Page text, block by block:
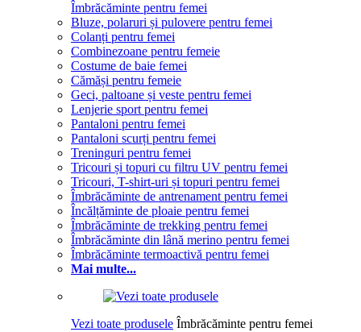
Îmbrăcăminte pentru femei
Bluze, polaruri și pulovere pentru femei
Colanți pentru femei
Combinezoane pentru femeie
Costume de baie femei
Cămăși pentru femeie
Geci, paltoane și veste pentru femei
Lenjerie sport pentru femei
Pantaloni pentru femei
Pantaloni scurți pentru femei
Treninguri pentru femei
Tricouri și topuri cu filtru UV pentru femei
Tricouri, T-shirt-uri și topuri pentru femei
Îmbrăcăminte de antrenament pentru femei
Încălțăminte de ploaie pentru femei
Îmbrăcăminte de trekking pentru femei
Îmbrăcăminte din lână merino pentru femei
Îmbrăcăminte termoactivă pentru femei
Mai multe...
Vezi toate produsele Îmbrăcăminte pentru femei